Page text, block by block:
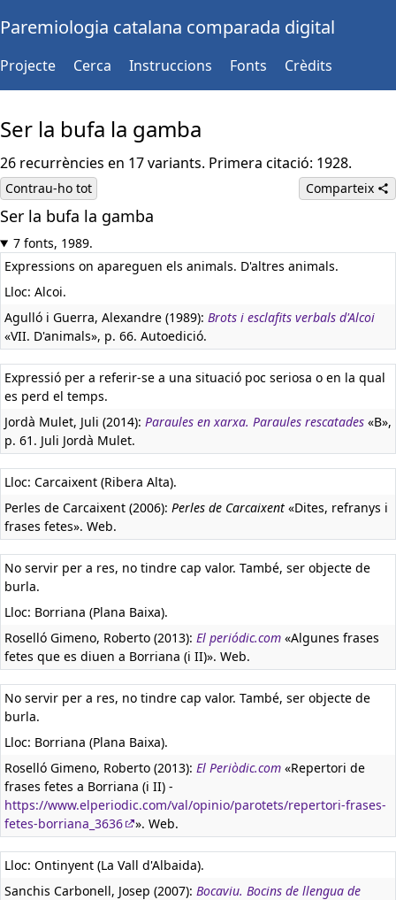
Paremiologia catalana comparada digital
Projecte Cerca Instruccions Fonts Crèdits
Ser la bufa la gamba
26 recurrències en 17 variants. Primera citació: 1928.
Contrau-ho tot Comparteix
Ser la bufa la gamba
7 fonts, 1989.
Expressions on apareguen els animals. D'altres animals.
Lloc: Alcoi.
Agulló i Guerra, Alexandre (1989): Brots i esclafits verbals d'Alcoi
«VII. D'animals», p. 66. Autoedició.
Expressió per a referir-se a una situació poc seriosa o en la qual
es perd el temps.
Jordà Mulet, Juli (2014): Paraules en xarxa. Paraules rescatades «B»,
p. 61. Juli Jordà Mulet.
Lloc: Carcaixent (Ribera Alta).
Perles de Carcaixent (2006): Perles de Carcaixent «Dites, refranys i
frases fetes». Web.
No servir per a res, no tindre cap valor. També, ser objecte de
burla.
Lloc: Borriana (Plana Baixa).
Roselló Gimeno, Roberto (2013): El periódic.com «Algunes frases
fetes que es diuen a Borriana (i II)». Web.
No servir per a res, no tindre cap valor. També, ser objecte de
burla.
Lloc: Borriana (Plana Baixa).
Roselló Gimeno, Roberto (2013): El Periòdic.com «Repertori de
frases fetes a Borriana (i II) -
https://www.elperiodic.com/val/opinio/parotets/repertori-frases-
fetes-borriana_3636
». Web.
Lloc: Ontinyent (La Vall d'Albaida).
Sanchis Carbonell, Josep (2007): Bocaviu. Bocins de llengua de